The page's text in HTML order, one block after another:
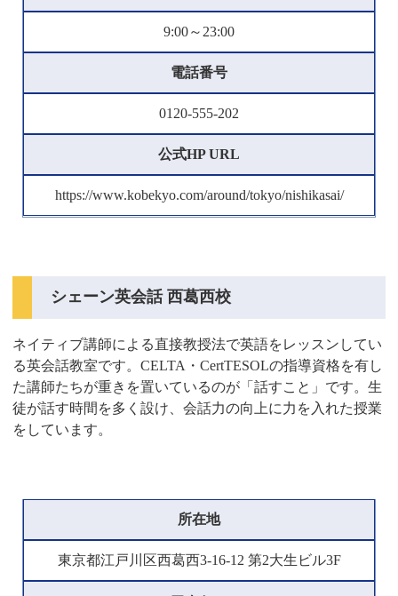
9:00～23:00
電話番号
0120-555-202
公式HP URL
https://www.kobekyo.com/around/tokyo/nishikasai/
シェーン英会話 西葛西校
ネイティブ講師による直接教授法で英語をレッスンしてい
る英会話教室です。CELTA・CertTESOLの指導資格を有し
た講師たちが重きを置いているのが「話すこと」です。生
徒が話す時間を多く設け、会話力の向上に力を入れた授業
をしています。
所在地
東京都江戸川区西葛西3-16-12 第2大生ビル3F